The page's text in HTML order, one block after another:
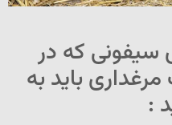
سیفونی که در
باید به
: